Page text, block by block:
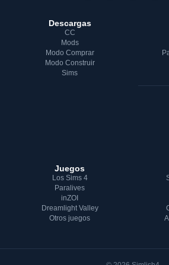
Descargas
CC
Mods
Modo Comprar
Modo Construir
Sims
Juegos
Los Sims 4
Paralives
inZOI
Dreamlight Valley
Otros juegos